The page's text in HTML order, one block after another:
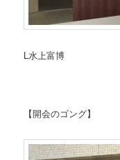
L水
【開会のゴング】